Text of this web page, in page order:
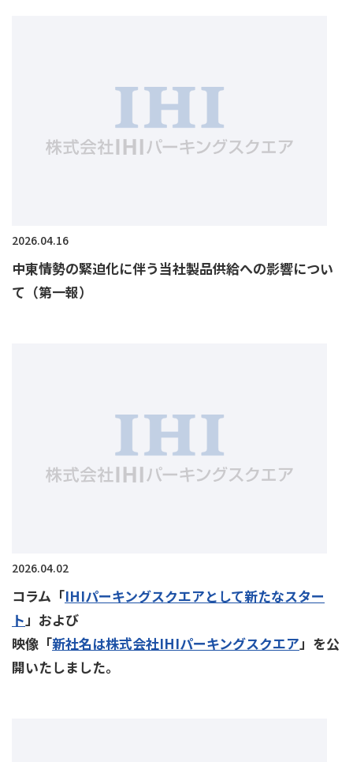
2026.04.16
中東情勢の緊迫化に伴う当社製品供給への影響につい
て（第一報）
2026.04.02
コラム「IHIパーキングスクエアとして新たなスター
ト 」および
映像「新社名は株式会社IHIパーキングスクエア 」を公
開いたしました。